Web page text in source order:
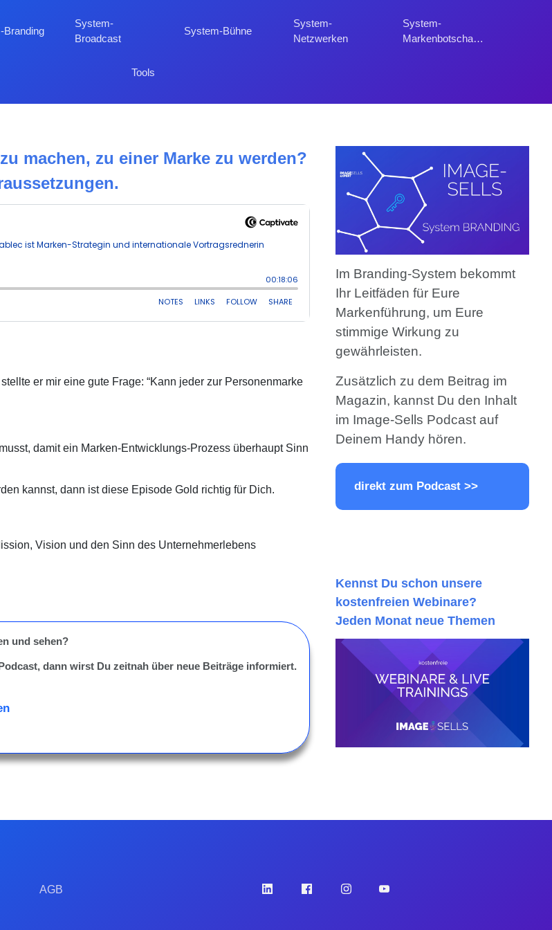
Branding
System-
Broadcast
System-Bühne
System-
Netzwerken
System-
Markenbotschafter
Tools
machen, zu einer Marke zu werden?
er mir eine gute Frage: “Kann jeder zur Personenmarke
damit ein Marken-Entwicklungs-Prozess überhaupt Sinn
kannst, dann ist diese Episode Gold richtig für Dich.
Vision und den Sinn des Unternehmerlebens
und sehen?
dann wirst Du zeitnah über neue Beiträge informiert.
Im Branding-System bekommt
Ihr Leitfäden für Eure
Markenführung, um Eure
stimmige Wirkung zu
gewährleisten.
Zusätzlich zu dem Beitrag im
Magazin, kannst Du den Inhalt
im Image-Sells Podcast auf
Deinem Handy hören.
direkt zum Podcast >>
Kennst Du schon unsere
kostenfreien Webinare?
Jeden Monat neue Themen
AGB